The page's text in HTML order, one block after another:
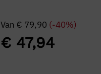
Van € 79,90 (-40%)
€47,94